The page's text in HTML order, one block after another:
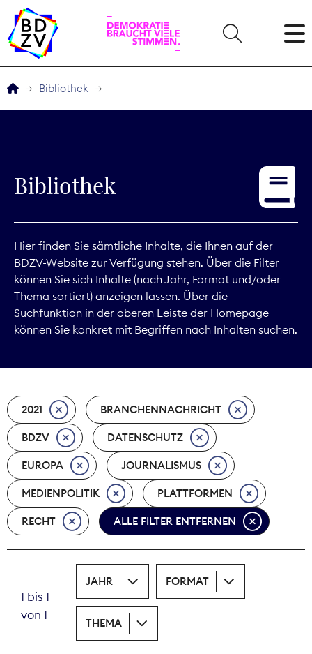
Service
Digitales
Kommunikation
Marktdaten
Nachhaltigkeit
Nachwuchs
Nova Award
Pressefreiheit
Print
Recht
Tarifpolitik
Bibliothek
Bibliothek
Hier finden Sie sämtliche Inhalte, die Ihnen auf der
BDZV-Website zur Verfügung stehen. Über die Filter
können Sie sich Inhalte (nach Jahr, Format und/oder
Thema sortiert) anzeigen lassen. Über die
Suchfunktion in der oberen Leiste der Homepage
können Sie konkret mit Begriffen nach Inhalten suchen.
2021 BRANCHENNACHRICHT
BDZV DATENSCHUTZ
EUROPA JOURNALISMUS
MEDIENPOLITIK PLATTFORMEN
RECHT ALLE FILTER ENTFERNEN
1 bis 1
von 1
JAHR FORMAT
THEMA